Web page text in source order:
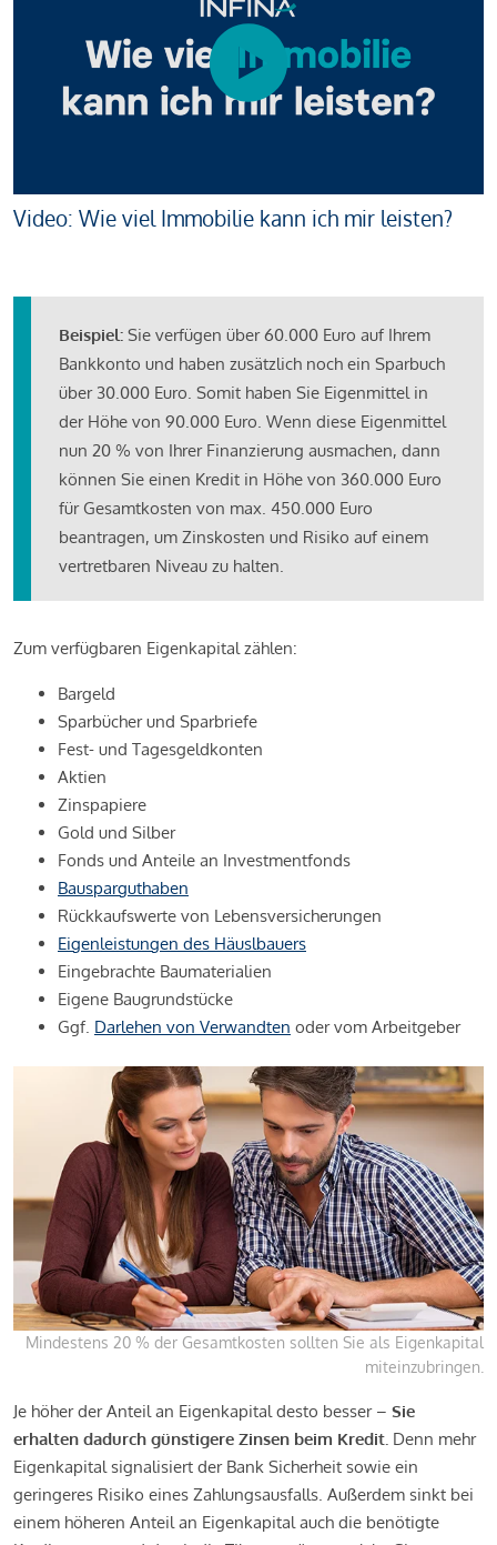
Video: Wie viel Immobilie kann ich mir leisten?
Beispiel: Sie verfügen über 60.000 Euro auf Ihrem
Bankkonto und haben zusätzlich noch ein Sparbuch
über 30.000 Euro. Somit haben Sie Eigenmittel in
der Höhe von 90.000 Euro. Wenn diese Eigenmittel
nun 20 % von Ihrer Finanzierung ausmachen, dann
können Sie einen Kredit in Höhe von 360.000 Euro
für Gesamtkosten von max. 450.000 Euro
beantragen, um Zinskosten und Risiko auf einem
vertretbaren Niveau zu halten.
Zum verfügbaren Eigenkapital zählen:
Bargeld
Sparbücher und Sparbriefe
Fest- und Tagesgeldkonten
Aktien
Zinspapiere
Gold und Silber
Fonds und Anteile an Investmentfonds
Bausparguthaben
Rückkaufswerte von Lebensversicherungen
Eigenleistungen des Häuslbauers
Eingebrachte Baumaterialien
Eigene Baugrundstücke
Ggf. Darlehen von Verwandten oder vom Arbeitgeber
Mindestens 20 % der Gesamtkosten sollten Sie als Eigenkapital
miteinzubringen.
Je höher der Anteil an Eigenkapital desto besser – Sie
erhalten dadurch günstigere Zinsen beim Kredit. Denn mehr
Eigenkapital signalisiert der Bank Sicherheit sowie ein
geringeres Risiko eines Zahlungsausfalls. Außerdem sinkt bei
einem höheren Anteil an Eigenkapital auch die benötigte